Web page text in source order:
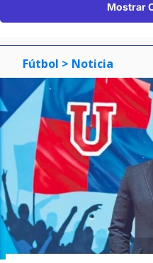
Mostrar
Fútbol > Noticia